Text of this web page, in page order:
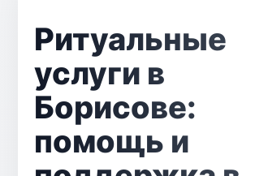
Ритуальные
услуги в
Борисове:
помощь и